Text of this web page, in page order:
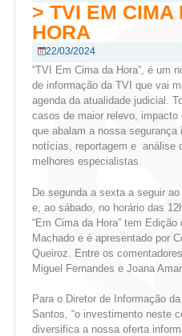
> TVI EM CIMA
HORA
22/03/2024
“TVI Em Cima da Hora”, é um
de informação da TVI que vai
agenda da atualidade judicial.
casos de maior relevo, impacto
que abalam a nossa segurança
notícias, reportagem e análise
melhores especialistas.
De segunda a sexta a seguir
e, ao sábado, no horário das
“Em Cima da Hora” tem Edição
Machado e é apresentado por
Queiroz. Entre os
Miguel Fernandes e Joana
Para o Diretor de Informação
Santos, “o investimento neste
diversifica a nossa oferta